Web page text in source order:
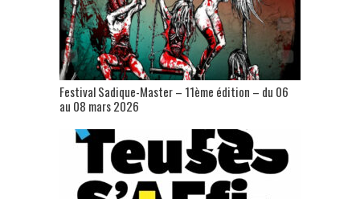
Festival Sadique-Master – 11ème édition – du 06
au 08 mars 2026